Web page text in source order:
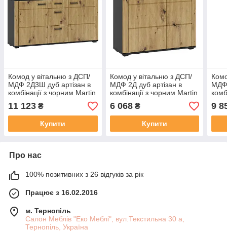
Комод у вітальню з ДСП/
МДФ 2Д3Ш дуб артізан в
комбінації з чорним Martin
E Blonski
11 123 ₴
Купити
Комод у вітальню з ДСП/
МДФ 2Д дуб артізан в
комбінації з чорним Martin
L Blonski
6 068₴
Купити
МДФ
9
Про нас
100% позитивних з 26 відгуків за рік
Працює з 16.02.2016
м. Тернопіль
Салон Меблів "Еко Меблі", вул.Текстильна 30 а,
Тернопіль, Україна